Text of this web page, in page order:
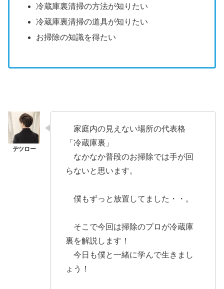
冷蔵庫裏清掃の方法が知りたい
冷蔵庫裏清掃の道具が知りたい
お掃除の知識を得たい
家庭内の見えない場所の代表格
「冷蔵庫裏」
なかなか普段のお掃除では手が回
らないと思います。
僕もずっと放置してました・・。
そこで今回は掃除のプロが冷蔵庫
裏を解説します！
今日も僕と一緒に学んで生きまし
ょう！